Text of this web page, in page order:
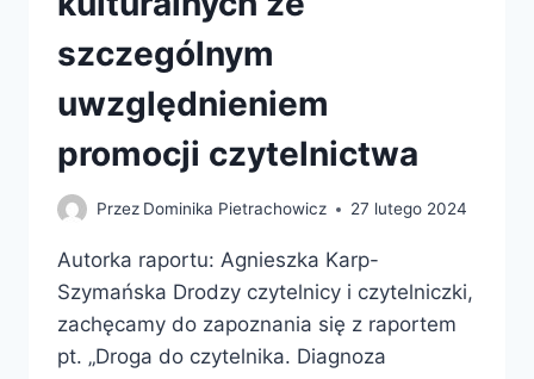
szczególnym
uwzględnieniem
promocji czytelnictwa
Przez Dominika Pietrachowicz 27 lutego 2024
Autorka raportu: Agnieszka Karp-
Szymańska Drodzy czytelnicy i czytelniczki,
zachęcamy do zapoznania się z raportem
pt. „Droga do czytelnika. Diagnoza